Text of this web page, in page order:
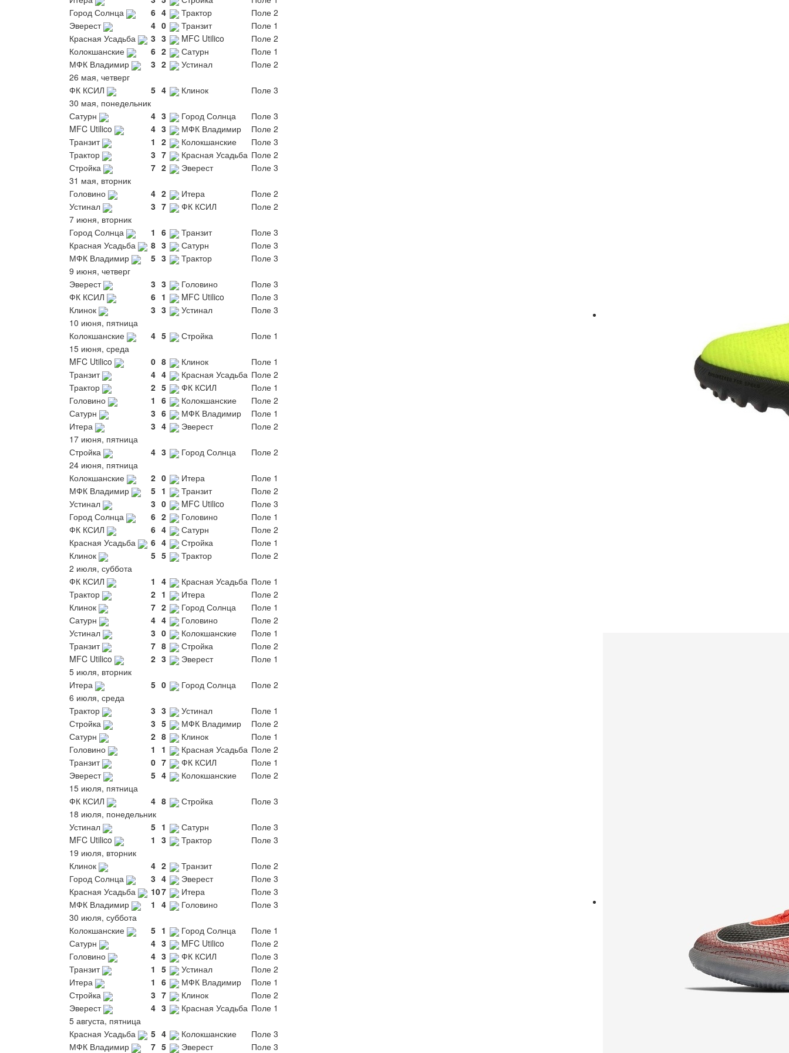
Город Солнца
6 4 Трактор
Поле 2
Эверест
4 0 Транзит
Поле 1
Красная Усадьба
3 3 MFC Utilico
Поле 2
Колокшанские
6 2 Сатурн
Поле 1
МФК Владимир
3 2 Устинал
Поле 2
26 мая, четверг
ФК КСИЛ
5 4 Клинок
Поле 3
30 мая, понедельник
Сатурн
4 3 Город Солнца
Поле 3
MFC Utilico
4 3 МФК Владимир
Поле 2
Транзит
1 2 Колокшанские
Поле 3
Трактор
3 7 Красная Усадьба Поле 2
Стройка
7 2 Эверест
Поле 3
31 мая, вторник
Головино
4 2 Итера
Поле 2
Устинал
3 7 ФК КСИЛ
Поле 2
7 июня, вторник
Город Солнца
1 6 Транзит
Поле 3
Красная Усадьба
8 3 Сатурн
Поле 3
МФК Владимир
5 3 Трактор
Поле 3
9 июня, четверг
Эверест
3 3 Головино
Поле 3
ФК КСИЛ
6 1 MFC Utilico
Поле 3
Клинок
3 3 Устинал
Поле 3
10 июня, пятница
Колокшанские
4 5 Стройка
Поле 1
15 июня, среда
MFC Utilico
0 8 Клинок
Поле 1
Транзит
4 4 Красная Усадьба Поле 2
Трактор
2 5 ФК КСИЛ
Поле 1
Головино
1 6 Колокшанские
Поле 2
Сатурн
3 6 МФК Владимир
Поле 1
Итера
3 4 Эверест
Поле 2
17 июня, пятница
Стройка
4 3 Город Солнца
Поле 2
24 июня, пятница
Колокшанские
2 0 Итера
Поле 1
МФК Владимир
5 1 Транзит
Поле 2
Устинал
3 0 MFC Utilico
Поле 3
Город Солнца
6 2 Головино
Поле 1
ФК КСИЛ
6 4 Сатурн
Поле 2
Красная Усадьба
6 4 Стройка
Поле 1
Клинок
5 5 Трактор
Поле 2
2 июля, суббота
ФК КСИЛ
1 4 Красная Усадьба Поле 1
Трактор
2 1 Итера
Поле 2
Клинок
7 2 Город Солнца
Поле 1
Сатурн
4 4 Головино
Поле 2
Устинал
3 0 Колокшанские
Поле 1
Транзит
7 8 Стройка
Поле 2
MFC Utilico
2 3 Эверест
Поле 1
5 июля, вторник
Итера
5 0 Город Солнца
Поле 2
6 июля, среда
Трактор
3 3 Устинал
Поле 1
Стройка
3 5 МФК Владимир
Поле 2
Сатурн
2 8 Клинок
Поле 1
Головино
1 1 Красная Усадьба Поле 2
Транзит
0 7 ФК КСИЛ
Поле 1
Эверест
5 4 Колокшанские
Поле 2
15 июля, пятница
ФК КСИЛ
4 8 Стройка
Поле 3
18 июля, понедельник
Устинал
5 1 Сатурн
Поле 3
MFC Utilico
1 3 Трактор
Поле 3
19 июля, вторник
Клинок
4 2 Транзит
Поле 2
Город Солнца
3 4 Эверест
Поле 3
Красная Усадьба
107 Итера
Поле 3
МФК Владимир
1 4 Головино
Поле 3
30 июля, суббота
Колокшанские
5 1 Город Солнца
Поле 1
Сатурн
4 3 MFC Utilico
Поле 2
Головино
4 3 ФК КСИЛ
Поле 3
Транзит
1 5 Устинал
Поле 2
Итера
1 6 МФК Владимир
Поле 1
Стройка
3 7 Клинок
Поле 2
Эверест
4 3 Красная Усадьба Поле 1
5 августа, пятница
Красная Усадьба
5 4 Колокшанские
Поле 3
МФК Владимир
7 5 Эверест Поле 3